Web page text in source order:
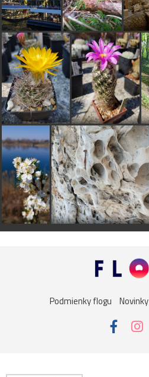
Podmienky flogu Novinky